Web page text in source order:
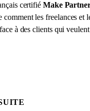
certifié Make
comment les freelances et
à des clients qui